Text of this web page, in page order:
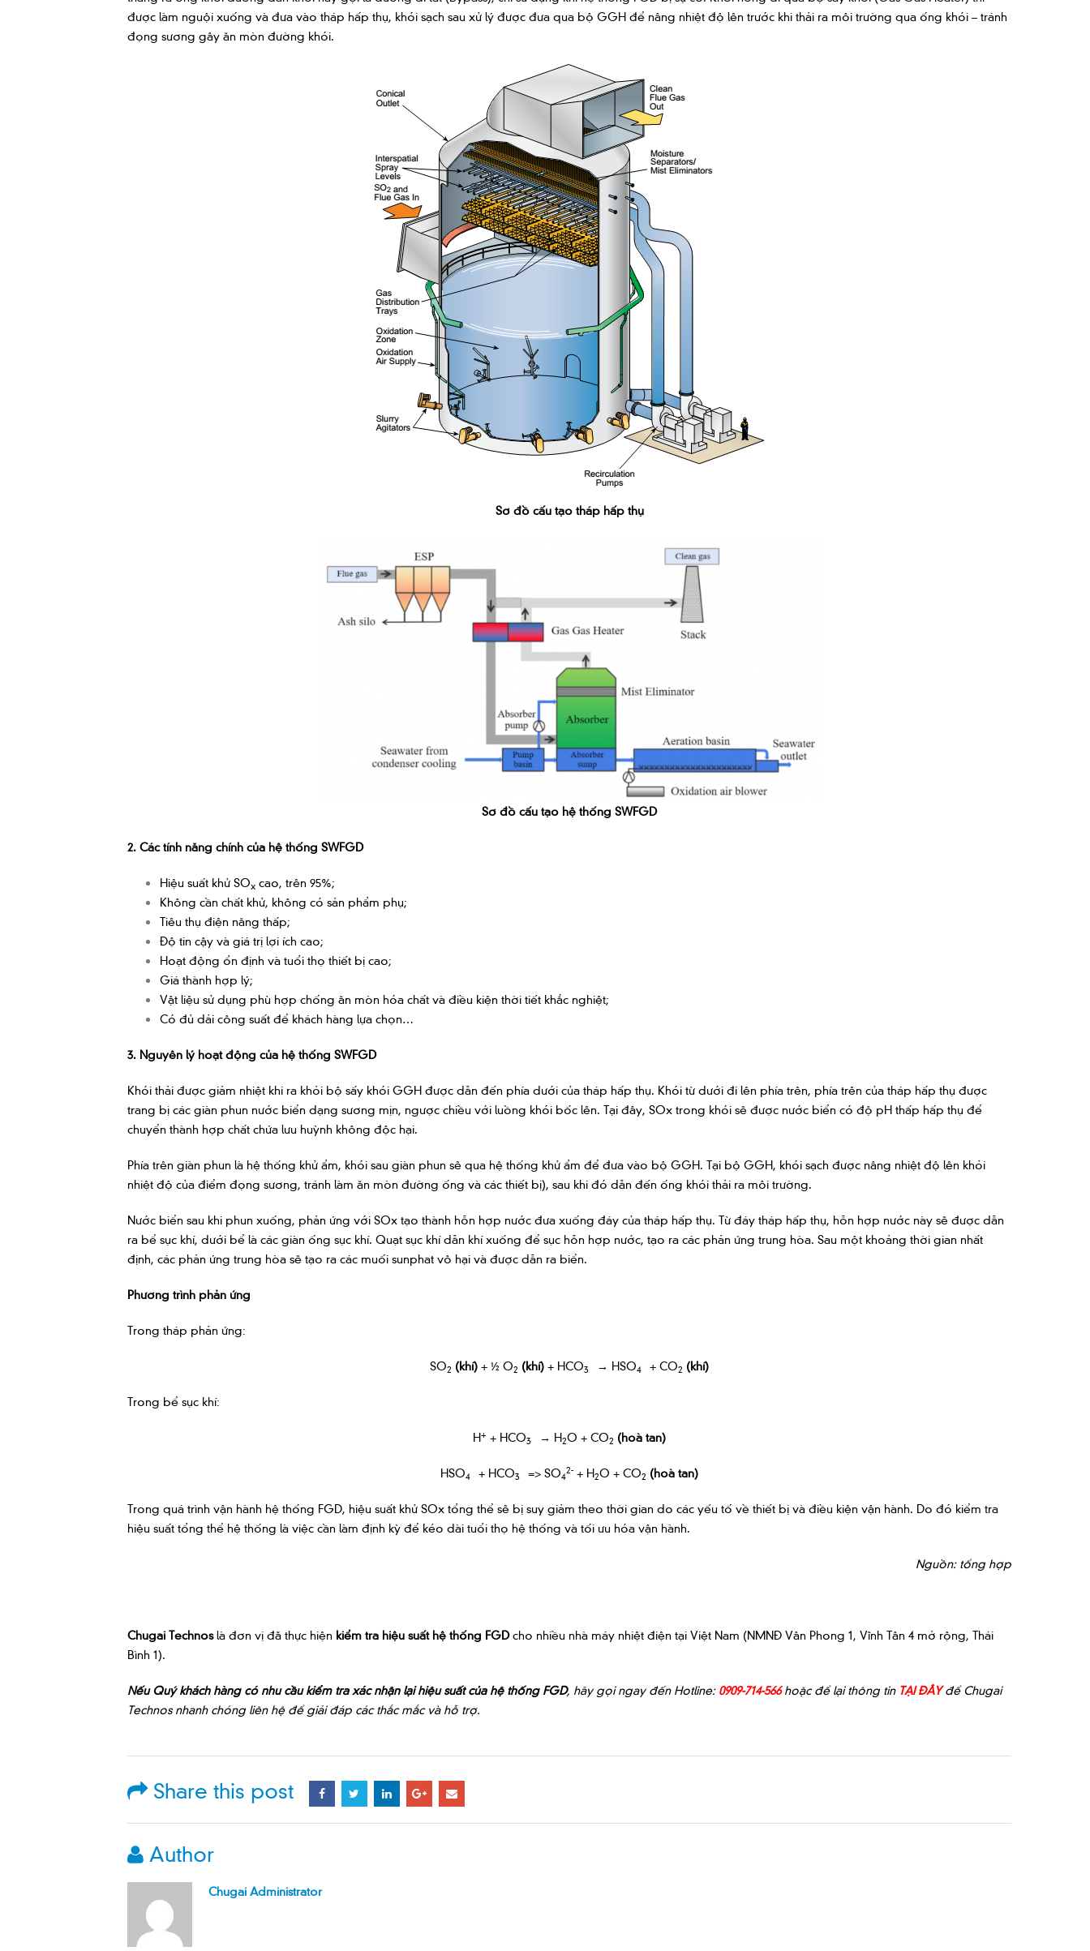
được làm nguội xuống và đưa vào tháp hấp thụ, khói sạch sau xử lý được đưa qua bộ GGH để nâng nhiệt độ lên trước khi thải ra môi trường qua ống khói – tránh
đọng sương gây ăn mòn đường khói.
Sơ đồ cấu tạo tháp hấp thụ
Sơ đồ cấu tạo hệ thống SWFGD
2. Các tính năng chính của hệ thống SWFGD
Hiệu suất khử SOx cao, trên 95%;
Không cần chất khử, không có sản phẩm phụ;
Tiêu thụ điện năng thấp;
Độ tin cậy và giá trị lợi ích cao;
Hoạt động ổn định và tuổi thọ thiết bị cao;
Giá thành hợp lý;
Vật liệu sử dụng phù hợp chống ăn mòn hóa chất và điều kiện thời tiết khắc nghiệt;
Có đủ dải công suất để khách hàng lựa chọn…
3. Nguyên lý hoạt động của hệ thống SWFGD
Khói thải được giảm nhiệt khi ra khỏi bộ sấy khói GGH được dẫn đến phía dưới của tháp hấp thụ. Khói từ dưới đi lên phía trên, phía trên của tháp hấp thụ được
trang bị các giàn phun nước biển dạng sương mịn, ngược chiều với luồng khói bốc lên. Tại đây, SOx trong khói sẽ được nước biển có độ pH thấp hấp thụ để
chuyển thành hợp chất chứa lưu huỳnh không độc hại.
Phía trên giàn phun là hệ thống khử ẩm, khói sau giàn phun sẽ qua hệ thống khử ẩm để đưa vào bộ GGH. Tại bộ GGH, khói sạch được nâng nhiệt độ lên khỏi
nhiệt độ của điểm đọng sương, tránh làm ăn mòn đường ống và các thiết bị), sau khi đó dẫn đến ống khói thải ra môi trường.
Nước biển sau khi phun xuống, phản ứng với SOx tạo thành hỗn hợp nước đưa xuống đáy của tháp hấp thụ. Từ đáy tháp hấp thụ, hỗn hợp nước này sẽ được dẫn
ra bể sục khí, dưới bể là các giàn ống sục khí. Quạt sục khí dẫn khí xuống để sục hỗn hợp nước, tạo ra các phản ứng trung hòa. Sau một khoảng thời gian nhất
định, các phản ứng trung hòa sẽ tạo ra các muối sunphat vô hại và được dẫn ra biển.
Phương trình phản ứng
Trong tháp phản ứng:
SO2 (khí) + ½ O2 (khí) + HCO3 → HSO4 + CO2 (khí)
Trong bể sục khí:
H+ + HCO3 → H2O + CO2 (hoà tan)
HSO4 + HCO3 => SO4
2- + H2O + CO2 (hoà tan)
Trong quá trình vận hành hệ thống FGD, hiệu suất khử SOx tổng thể sẽ bị suy giảm theo thời gian do các yếu tố về thiết bị và điều kiện vận hành. Do đó kiểm tra
hiệu suất tổng thể hệ thống là việc cần làm định kỳ để kéo dài tuổi thọ hệ thống và tối ưu hóa vận hành.
Nguồn: tổng hợp
Chugai Technoslà đơn vị đã thực hiện kiểm tra hiệu suất hệ thống FGDcho nhiều nhà máy nhiệt điện tại Việt Nam (NMNĐ Vân Phong 1, Vĩnh Tân 4 mở rộng, Thái
Bình 1).
Nếu Quý khách hàng có nhu cầu kiểm tra xác nhận lại hiệu suất của hệ thống FGD, hãy gọi ngay đến Hotline: 0909-714-566hoặc để lại thông tin TẠI ĐÂYđể Chugai
Technos nhanh chóng liên hệ để giải đáp các thắc mắc và hỗ trợ.
Share this post
Author
Chugai Administrator